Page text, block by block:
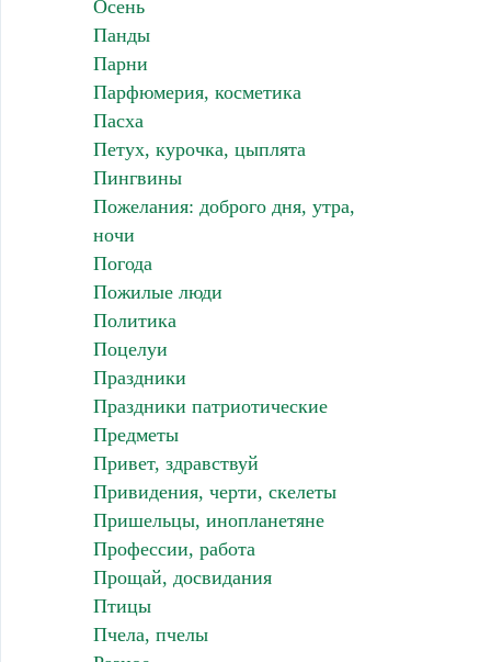
Осень
Панды
Парни
Парфюмерия, косметика
Пасха
Петух, курочка, цыплята
Пингвины
Пожелания: доброго дня, утра,
ночи
Погода
Пожилые люди
Политика
Поцелуи
Праздники
Праздники патриотические
Предметы
Привет, здравствуй
Привидения, черти, скелеты
Пришельцы, инопланетяне
Профессии, работа
Прощай, досвидания
Птицы
Пчела, пчелы